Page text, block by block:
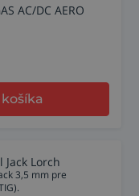
AC/DC AERO
Lorch
3,5 mm pre